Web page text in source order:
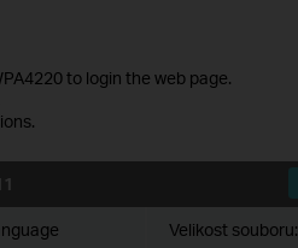
to login the web page.
Velikost souboru: